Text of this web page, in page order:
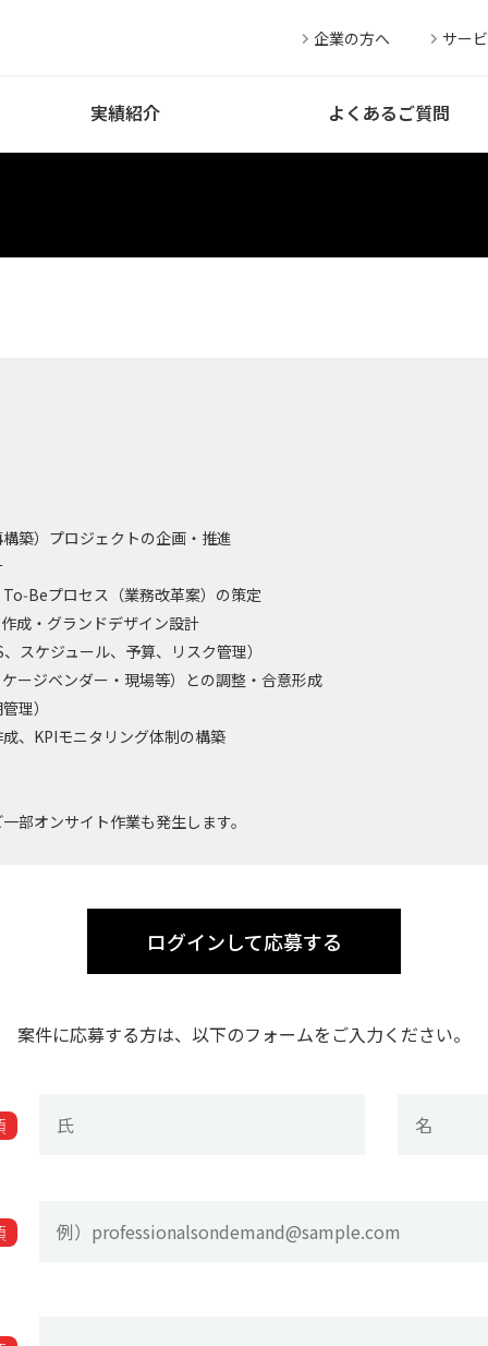
実績紹介 よくあるご質問
企業の方へ サー
築）プロジェクトの企画・推進
プロセス（業務改革案）の策定
成・グランドデザイン設計
スケジュール、予算、リスク管理）
ージベンダー・現場等）との調整・合意形成
理）
、KPIモニタリング体制の構築
部オンサイト作業も発生します。
ログインして応募する
案件に応募する方は、以下のフォームをご入力ください。